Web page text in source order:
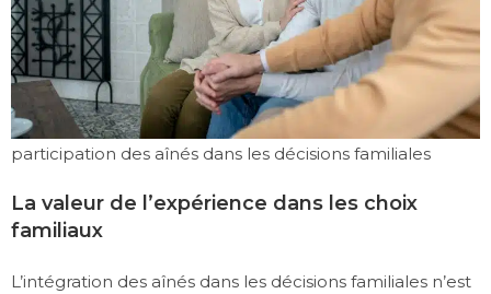
participation des aînés dans les décisions familiales
La valeur de l’expérience dans les choix
familiaux
L’intégration des aînés dans les décisions familiales n’est